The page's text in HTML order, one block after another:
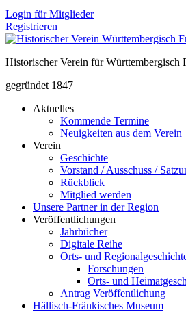
Login für Mitglieder
Registrieren
Historischer Verein für Württembergisch
gegründet 1847
Aktuelles
Kommende Termine
Neuigkeiten aus dem Verein
Verein
Geschichte
Vorstand / Ausschuss /
Rückblick
Mitglied werden
Unsere Partner in der Region
Veröffentlichungen
Jahrbücher
Digitale Reihe
Orts- und
Forschungen
Orts- und
Antrag Veröffentlichung
Hällisch-Fränkisches Museum